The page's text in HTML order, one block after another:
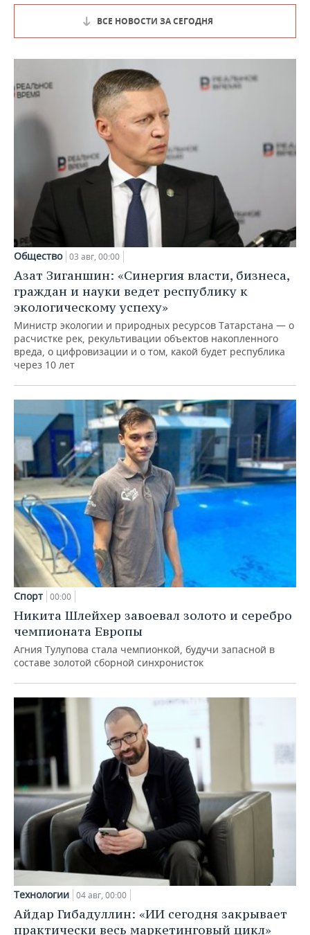
ВСЕ НОВОСТИ ЗА СЕГОДНЯ
Общество 03 авг, 00:00
Азат Зиганшин: «Синергия власти, бизнеса,
граждан и науки ведет республику к
экологическому успеху»
Министр экологии и природных ресурсов Татарстана — о
расчистке рек, рекультивации объектов накопленного
вреда, о цифровизации и о том, какой будет республика
через 10 лет
Спорт 00:00
Никита Шлейхер завоевал золото и серебро
чемпионата Европы
Агния Тулупова стала чемпионкой, будучи запасной в
составе золотой сборной синхронисток
Технологии 04 авг, 00:00
Айдар Гибадуллин: «ИИ сегодня закрывает
практически весь маркетинговый цикл»